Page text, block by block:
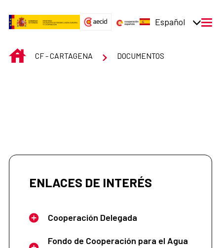
Español
INICIOCF - CARTAGENA DOCUMENTOS
ENLACES DE INTERÉS
Cooperación Delegada
Fondo de Cooperación para el Agua